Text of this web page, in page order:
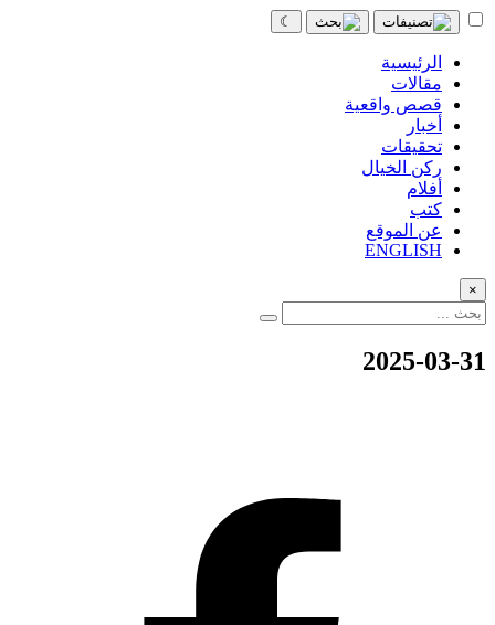
☾
الرئيسية
مقالات
قصص واقعية
أخبار
تحقيقات
ركن الخيال
أفلام
كتب
عن الموقع
ENGLISH
×
2025-03-31